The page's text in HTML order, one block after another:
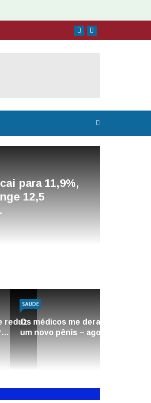
para 11,9%,
12,5
reduzOs médicos me deram
um novo pênis – agor…
SAUDE